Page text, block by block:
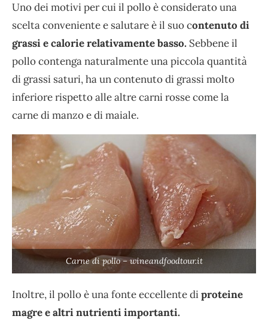
Uno dei motivi per cui il pollo è considerato una
scelta conveniente e salutare è il suo contenuto di
grassi e calorie relativamente basso. Sebbene il
pollo contenga naturalmente una piccola quantità
di grassi saturi, ha un contenuto di grassi molto
inferiore rispetto alle altre carni rosse come la
carne di manzo e di maiale.
Carne di pollo – wineandfoodtour.it
Inoltre, il pollo è una fonte eccellente diproteine
magre e altri nutrienti importanti.